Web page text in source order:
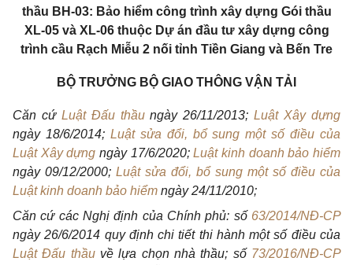
thầu BH-03: Bảo hiểm công trình xây dựng Gói thầu
XL-05 và XL-06 thuộc Dự án đầu tư xây dựng công
trình cầu Rạch Miễu 2 nối tỉnh Tiền Giang và Bến Tre
BỘ TRƯỞNG BỘ GIAO THÔNG VẬN TẢI
Căn cứ Luật Đấu thầungày 26/11/2013; Luật Xây dựng
ngày 18/6/2014;Luật sửa đổi, bổ sung một số điều của
Luật Xây dựng ngày 17/6/2020;Luật kinh doanh bảo hiểm
ngày 09/12/2000; Luật sửa đổi, bổ sung một số điều của
Luật kinh doanh bảo hiểm ngày 24/11/2010;
Căn cứ các Nghị định của Chính phủ: số 63/2014/NĐ-CP
ngày 26/6/2014 quy định chi tiết thi hành một số điều của
Luật Đấu thầuvề lựa chọn nhà thầu; số 73/2016/NĐ-CP